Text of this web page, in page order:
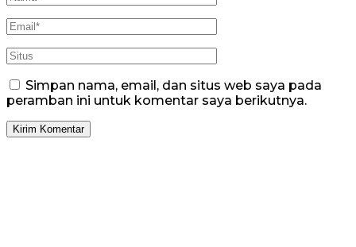
Simpan nama, email, dan situs web saya pada
peramban ini untuk komentar saya berikutnya.